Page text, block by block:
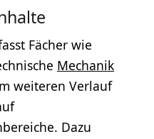
Fächer wie
Mechanik
weiteren Verlauf
Dazu